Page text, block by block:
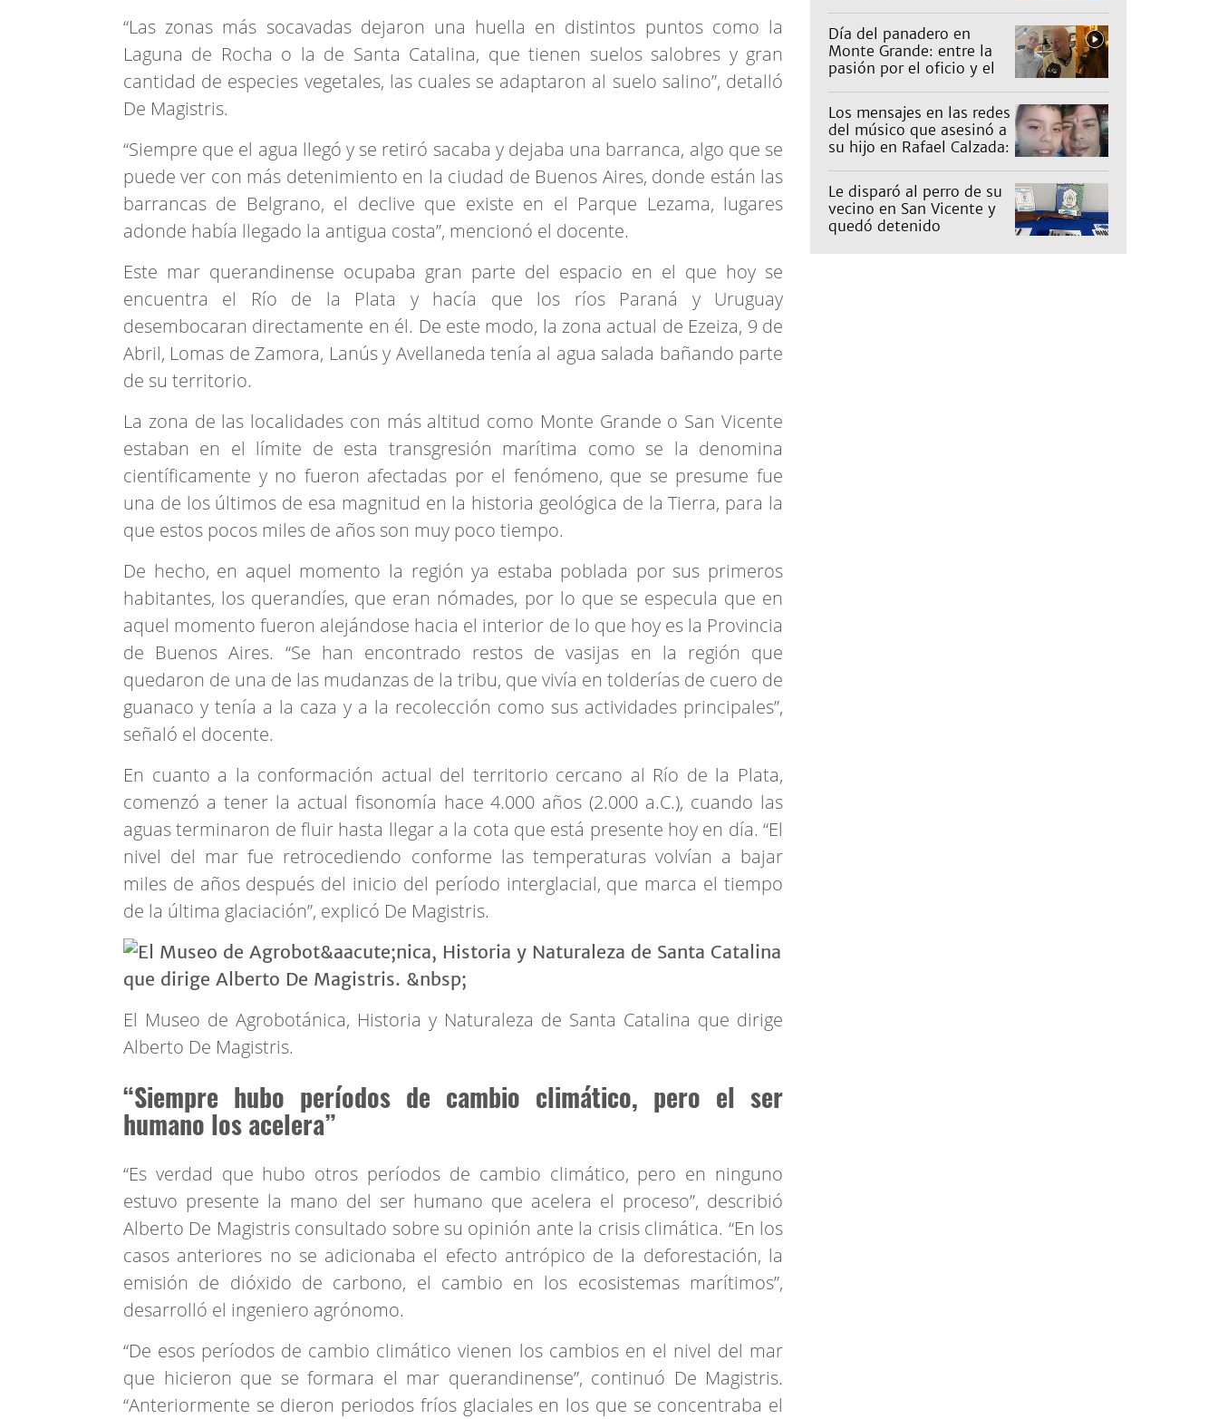
“Las zonas más socavadas dejaron una huella en distintos puntos como la
Laguna de Rocha o la de Santa Catalina, que tienen suelos salobres y gran
cantidad de especies vegetales, las cuales se adaptaron al suelo salino”, detalló
De Magistris.
“Siempre que el agua llegó y se retiró sacaba y dejaba una barranca, algo que se
puede ver con más detenimiento en la ciudad de Buenos Aires, donde están las
barrancas de Belgrano, el declive que existe en el Parque Lezama, lugares
adonde había llegado la antigua costa”, mencionó el docente.
Este mar querandinense ocupaba gran parte del espacio en el que hoy se
encuentra el Río de la Plata y hacía que los ríos Paraná y Uruguay
desembocaran directamente en él. De este modo, la zona actual de Ezeiza, 9 de
Abril, Lomas de Zamora, Lanús y Avellaneda tenía al agua salada bañando parte
de su territorio.
La zona de las localidades con más altitud como Monte Grande o San Vicente
estaban en el límite de esta transgresión marítima como se la denomina
científicamente y no fueron afectadas por el fenómeno, que se presume fue
una de los últimos de esa magnitud en la historia geológica de la Tierra, para la
que estos pocos miles de años son muy poco tiempo.
De hecho, en aquel momento la región ya estaba poblada por sus primeros
habitantes, los querandíes, que eran nómades, por lo que se especula que en
aquel momento fueron alejándose hacia el interior de lo que hoy es la Provincia
de Buenos Aires. “Se han encontrado restos de vasijas en la región que
quedaron de una de las mudanzas de la tribu, que vivía en tolderías de cuero de
guanaco y tenía a la caza y a la recolección como sus actividades principales”,
señaló el docente.
En cuanto a la conformación actual del territorio cercano al Río de la Plata,
comenzó a tener la actual fisonomía hace 4.000 años (2.000 a.C.), cuando las
aguas terminaron de fluir hasta llegar a la cota que está presente hoy en día. “El
nivel del mar fue retrocediendo conforme las temperaturas volvían a bajar
miles de años después del inicio del período interglacial, que marca el tiempo
de la última glaciación”, explicó De Magistris.
El Museo de Agrobotánica, Historia y Naturaleza de Santa Catalina que dirige
Alberto De Magistris.
“Siempre hubo períodos de cambio climático, pero el ser
humano los acelera”
“Es verdad que hubo otros períodos de cambio climático, pero en ninguno
estuvo presente la mano del ser humano que acelera el proceso”, describió
Alberto De Magistris consultado sobre su opinión ante la crisis climática. “En los
casos anteriores no se adicionaba el efecto antrópico de la deforestación, la
emisión de dióxido de carbono, el cambio en los ecosistemas marítimos”,
desarrolló el ingeniero agrónomo.
“De esos períodos de cambio climático vienen los cambios en el nivel del mar
que hicieron que se formara el mar querandinense”, continuó De Magistris.
“Anteriormente se dieron periodos fríos glaciales en los que se concentraba el
Día del panadero en
Monte Grande: entre la
pasión por el oficio y el
ventas
Los mensajes en las redes
del músico que asesinó a
su hijo en Rafael Calzada:
Le disparó al perro de su
vecino en San Vicente y
quedó detenido